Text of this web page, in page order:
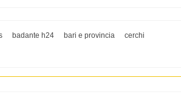
badante h24 bari e provincia
cerchi